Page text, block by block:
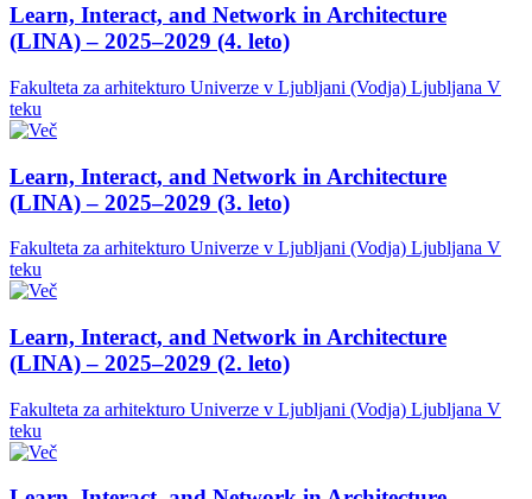
Learn, Interact, and Network in Architecture
(LINA) – 2025–2029 (4. leto)
Fakulteta za arhitekturo Univerze v Ljubljani (Vodja) Ljubljana V
teku
Learn, Interact, and Network in Architecture
(LINA) – 2025–2029 (3. leto)
Fakulteta za arhitekturo Univerze v Ljubljani (Vodja) Ljubljana V
teku
Learn, Interact, and Network in Architecture
(LINA) – 2025–2029 (2. leto)
Fakulteta za arhitekturo Univerze v Ljubljani (Vodja) Ljubljana V
teku